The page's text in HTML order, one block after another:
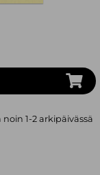
1-2 arkipäivässä